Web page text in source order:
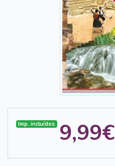
Imp. incluídos 9,99€